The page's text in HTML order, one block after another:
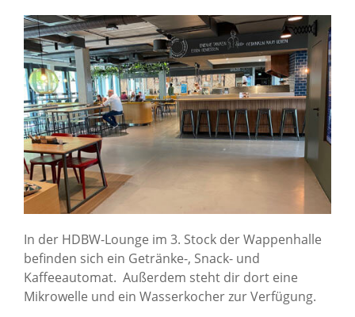
In der HDBW-Lounge im 3. Stock der Wappenhalle
befinden sich ein Getränke-, Snack- und
Kaffeeautomat. Außerdem steht dir dort eine
Mikrowelle und ein Wasserkocher zur Verfügung.